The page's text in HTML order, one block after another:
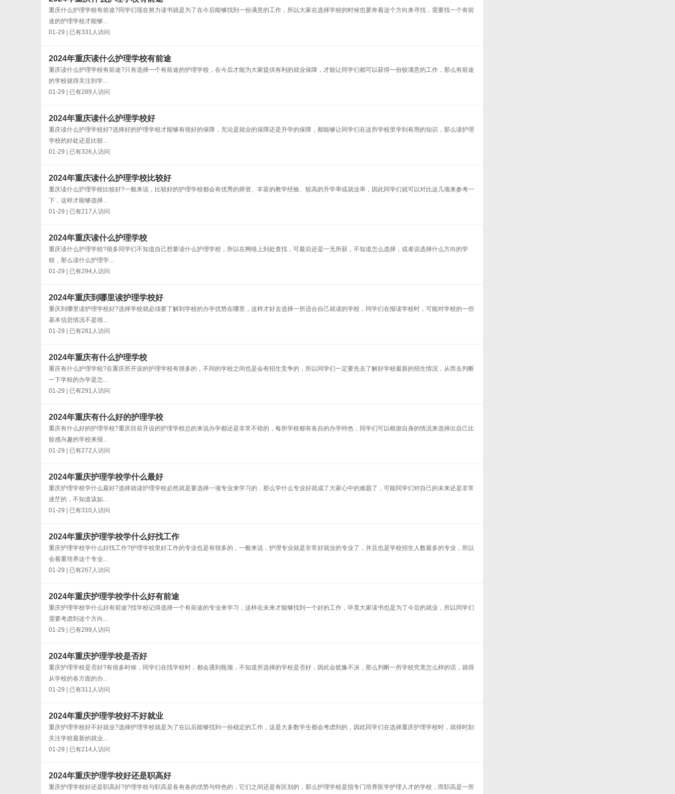
重庆什么护理学校有前途?同学们现在努力读书就是为了在今后能够找到一份满意的工作，所以大家在选择学校的时候也要奔着这个方向来寻找，需要找一个有前
途的护理学校才能够...
01-29 | 已有331人访问
2024年重庆读什么护理学校有前途
重庆读什么护理学校有前途?只有选择一个有前途的护理学校，在今后才能为大家提供有利的就业保障，才能让同学们都可以获得一份较满意的工作，那么有前途
的学校就得关注到学...
01-29 | 已有289人访问
2024年重庆读什么护理学校好
重庆读什么护理学校好?选择好的护理学校才能够有很好的保障，无论是就业的保障还是升学的保障，都能够让同学们在这所学校里学到有用的知识，那么读护理
学校的好处还是比较...
01-29 | 已有326人访问
2024年重庆读什么护理学校比较好
重庆读什么护理学校比较好?一般来说，比较好的护理学校都会有优秀的师资、丰富的教学经验、较高的升学率或就业率，因此同学们就可以对比这几项来参考一
下，这样才能够选择...
01-29 | 已有217人访问
2024年重庆读什么护理学校
重庆读什么护理学校?很多同学们不知道自己想要读什么护理学校，所以在网络上到处查找，可最后还是一无所获，不知道怎么选择，或者说选择什么方向的学
校，那么读什么护理学...
01-29 | 已有294人访问
2024年重庆到哪里读护理学校好
重庆到哪里读护理学校好?选择学校就必须要了解到学校的办学优势在哪里，这样才好去选择一所适合自己就读的学校，同学们在报读学校时，可能对学校的一些
基本信息情况不是很...
01-29 | 已有281人访问
2024年重庆有什么护理学校
重庆有什么护理学校?在重庆所开设的护理学校有很多的，不同的学校之间也是会有招生竞争的，所以同学们一定要先去了解好学校最新的招生情况，从而去判断
一下学校的办学是怎...
01-29 | 已有291人访问
2024年重庆有什么好的护理学校
重庆有什么好的护理学校?重庆目前开设的护理学校总的来说办学都还是非常不错的，每所学校都有各自的办学特色，同学们可以根据自身的情况来选择出自己比
较感兴趣的学校来报...
01-29 | 已有272人访问
2024年重庆护理学校学什么最好
重庆护理学校学什么最好?选择就读护理学校必然就是要选择一项专业来学习的，那么学什么专业好就成了大家心中的难题了，可能同学们对自己的未来还是非常
迷茫的，不知道该如...
01-29 | 已有310人访问
2024年重庆护理学校学什么好找工作
重庆护理学校学什么好找工作?护理学校里好工作的专业也是有很多的，一般来说，护理专业就是非常好就业的专业了，并且也是学校招生人数最多的专业，所以
会着重培养这个专业...
01-29 | 已有267人访问
2024年重庆护理学校学什么好有前途
重庆护理学校学什么好有前途?找学校记得选择一个有前途的专业来学习，这样在未来才能够找到一个好的工作，毕竟大家读书也是为了今后的就业，所以同学们
需要考虑到这个方向...
01-29 | 已有299人访问
2024年重庆护理学校是否好
重庆护理学校是否好?有很多时候，同学们在找学校时，都会遇到瓶颈，不知道所选择的学校是否好，因此会犹豫不决，那么判断一所学校究竟怎么样的话，就得
从学校的各方面的办...
01-29 | 已有311人访问
2024年重庆护理学校好不好就业
重庆护理学校好不好就业?选择护理学校就是为了在以后能够找到一份稳定的工作，这是大多数学生都会考虑到的，因此同学们在选择重庆护理学校时，就得时刻
关注学校最新的就业...
01-29 | 已有214人访问
2024年重庆护理学校好还是职高好
重庆护理学校好还是职高好?护理学校与职高是各有各的优势与特色的，它们之间还是有区别的，那么护理学校是指专门培养医学护理人才的学校，而职高是一所